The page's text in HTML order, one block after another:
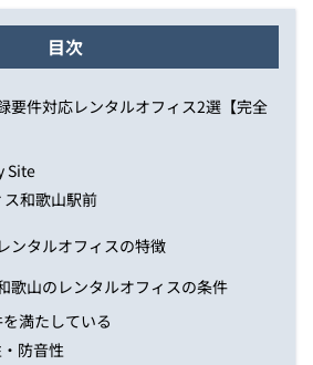
目次
要件対応レンタルオフィス2選【完全
Site
和歌山駅前
ンタルオフィスの特徴
歌山のレンタルオフィスの条件
満たしている
防音性